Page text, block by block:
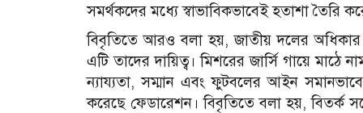
সমর্থকদের মধ্যে স্বাভাবিকভাবেই হতাশা তৈরি
বিবৃতিতে আরও বলা হয়, জাতীয় দলের অধিকার
এটি তাদের দায়িত্ব। মিশরের জার্সি গায়ে মাঠে
ন্যায্যতা, সম্মান এবং ফুটবলের আইন
করেছে ফেডারেশন। বিবৃতিতে বলা হয়, বিতর্ক